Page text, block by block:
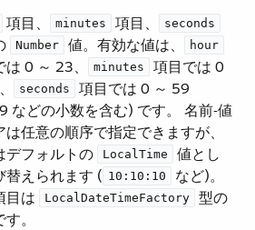
​ 項目、​ minutes ​ 項目、​ seconds
Number ​ 値。有効な値は、​ hour
0 ～ 23、​
minutes
​ 項目では 0
seconds
​ 項目では 0 ～ 59
などの小数を含む) です。 名前-値
は任意の順序で指定できますが、
デフォルトの
LocalTime
​ 値とし
替えられます (​ 10:10:10
​ など)。
目は
LocalDateTimeFactory
​ 型の
。